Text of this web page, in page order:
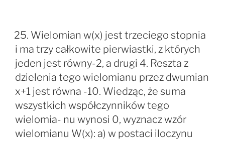
25. Wielomian w(x) jest trzeciego stopnia
i ma trzy całkowite pierwiastki, z których
jeden jest równy-2, a drugi 4. Reszta z
dzielenia tego wielomianu przez dwumian
x+1 jest równa -10. Wiedząc, że suma
wszystkich współczynników tego
wielomia- nu wynosi 0, wyznacz wzór
wielomianu W(x): a) w postaci iloczynu